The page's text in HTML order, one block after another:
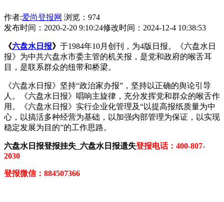
作者:爱尚登报网 浏览：974
发布时间：2020-2-20 9:10:24修改时间：2024-12-4 10:38:53
《六盘水日报》 于1984年10月创刊，为4版日报。《六盘水日
报》为中共六盘水市委主管的机关报，是党和政府的喉舌耳
目，是联系群众的纽带和桥梁。
《六盘水日报》坚持“政治家办报”，坚持以正确的舆论引导
人。《六盘水日报》唱响主旋律，充分发挥党和群众的喉舌作
用。《六盘水日报》实行企业化管理及“以提高报纸质量为中
心，以搞活多种经营为基础，以加强内部管理为保证，以实现
稳定发展为目的”的工作思路。
六盘水日报登报挂失_六盘水日报遗失登报电话：400-807-
2030
登报微信：884507366